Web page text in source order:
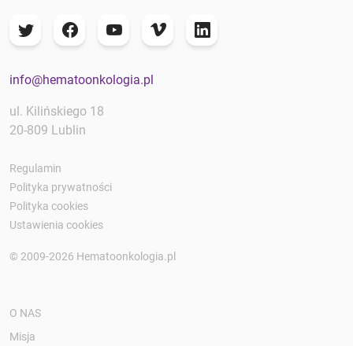
info@hematoonkologia.pl
ul. Kilińskiego 18
20-809 Lublin
Regulamin
Polityka prywatności
Polityka cookies
Ustawienia cookies
© 2009-2026 Hematoonkologia.pl
O NAS
Misja